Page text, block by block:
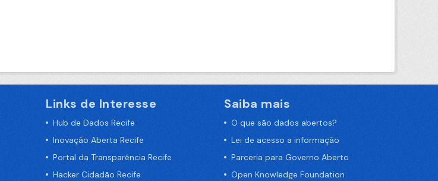
Links de Interesse
Hub de Dados Recife
Inovação Aberta Recife
Portal da Transparência Recife
Hacker Cidadão Recife
Saiba mais
O que são dados abertos?
Lei de acesso a informação
Parceria para Governo Aberto
Open Knowledge Foundation